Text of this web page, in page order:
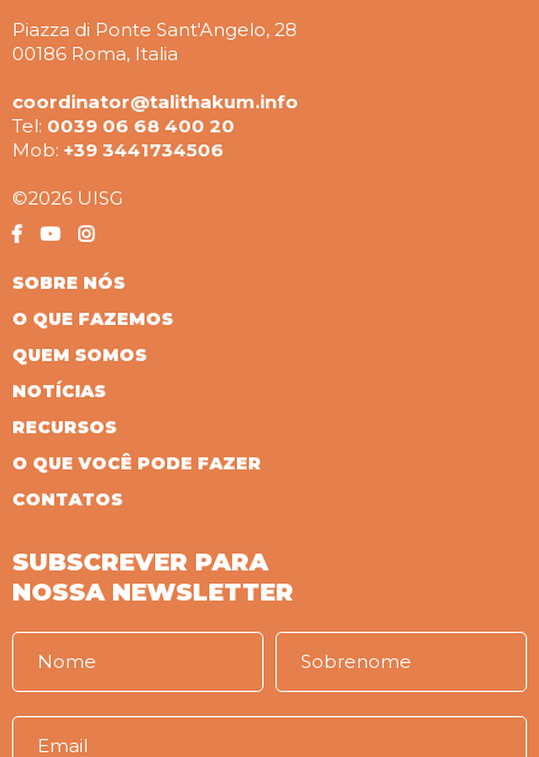
Piazza di Ponte Sant'Angelo, 28
00186 Roma, Italia
coordinator@talithakum.info
Tel: 0039 06 68 400 20
Mob: +39 3441734506
©2026 UISG
SOBRE NÓS
O QUE FAZEMOS
QUEM SOMOS
NOTÍCIAS
RECURSOS
O QUE VOCÊ PODE FAZER
CONTATOS
SUBSCREVER PARA
NOSSA NEWSLETTER